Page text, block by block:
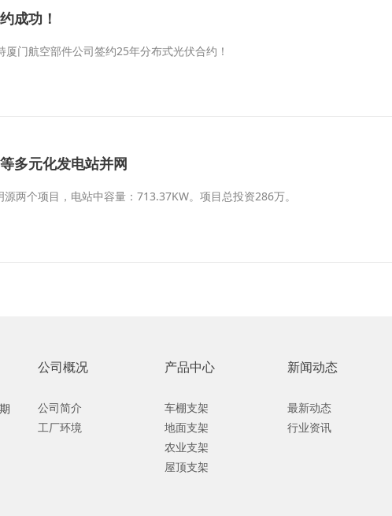
成功！
门航空部件公司签约25年分布式光伏合约！
多元化发电站并网
两个项目，电站中容量：713.37KW。项目总投资286万。
公司概况
公司简介
工厂环境
产品中心
车棚支架
地面支架
农业支架
屋顶支架
新闻动态
最新动态
行业资讯